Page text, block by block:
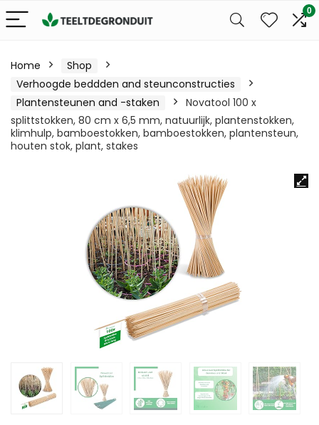
0
Home
Shop
Verhoogde beddden and steunconstructies
Plantensteunen and -staken
Novatool 100 x
splittstokken, 80 cm x 6,5 mm, natuurlijk, plantenstokken,
klimhulp, bamboestokken, bamboestokken, plantensteun,
houten stok, plant, stakes